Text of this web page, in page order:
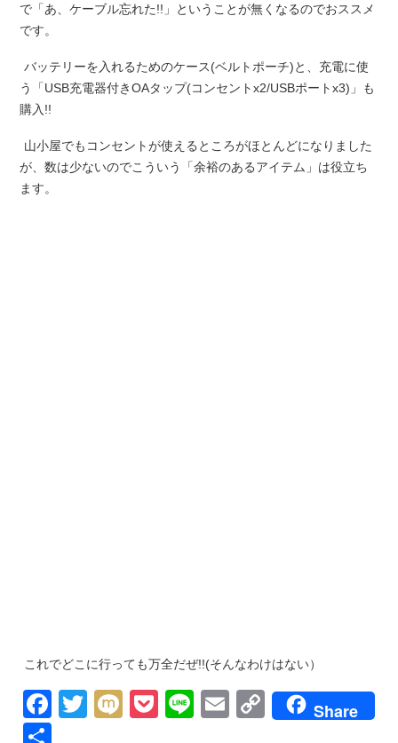
で「あ、ケーブル忘れた!!」ということが無くなるのでおススメ
です。
バッテリーを入れるためのケース(ベルトポーチ)と、充電に使
う「USB充電器付きOAタップ(コンセントx2/USBポートx3)」も
購入!!
山小屋でもコンセントが使えるところがほとんどになりました
が、数は少ないのでこういう「余裕のあるアイテム」は役立ち
ます。
これでどこに行っても万全だぜ!!(そんなわけはない）
Facebook
Twitter
MixiPocket
LineEmailCopyShare